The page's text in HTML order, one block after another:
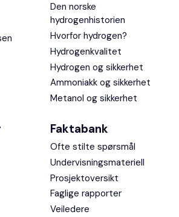
Den norske
hydrogenhistorien
Hvorfor hydrogen?
Hydrogenkvalitet
Hydrogen og sikkerhet
Ammoniakk og sikkerhet
Metanol og sikkerhet
Faktabank
Ofte stilte spørsmål
Undervisningsmateriell
Prosjektoversikt
Faglige rapporter
Veiledere